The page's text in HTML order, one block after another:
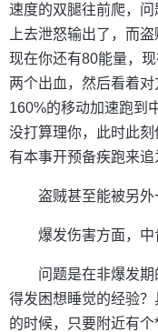
速度的双腿往前爬，
上去泄怒输出了，而
现在你还有80能量，
两个出血，然后看着
160%的移动加速跑
没打算理你，此时此
有本事开预备疾跑来
盗贼甚至能被另外
爆发伤害方面，
问题是在非爆发
得发困想睡觉的经验
的时候，只要附近有